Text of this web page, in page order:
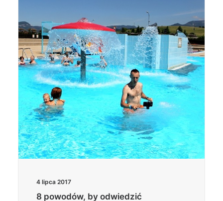
Wyszukiwanie
4 lipca 2017
8 powodów, by odwiedzić